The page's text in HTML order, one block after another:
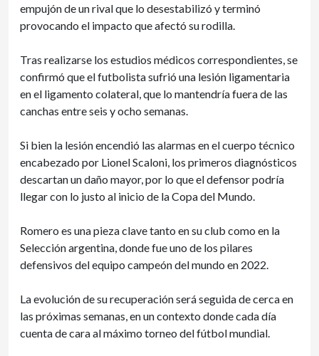
empujón de un rival que lo desestabilizó y terminó
provocando el impacto que afectó su rodilla.
Tras realizarse los estudios médicos correspondientes, se
confirmó que el futbolista sufrió una lesión ligamentaria
en el ligamento colateral, que lo mantendría fuera de las
canchas entre seis y ocho semanas.
Si bien la lesión encendió las alarmas en el cuerpo técnico
encabezado por Lionel Scaloni, los primeros diagnósticos
descartan un daño mayor, por lo que el defensor podría
llegar con lo justo al inicio de la Copa del Mundo.
Romero es una pieza clave tanto en su club como en la
Selección argentina, donde fue uno de los pilares
defensivos del equipo campeón del mundo en 2022.
La evolución de su recuperación será seguida de cerca en
las próximas semanas, en un contexto donde cada día
cuenta de cara al máximo torneo del fútbol mundial.